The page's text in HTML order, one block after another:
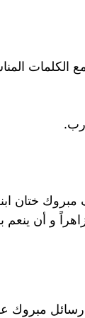
الكلمات
مبروك ختان
و أن ينعم
رسائل مبروك